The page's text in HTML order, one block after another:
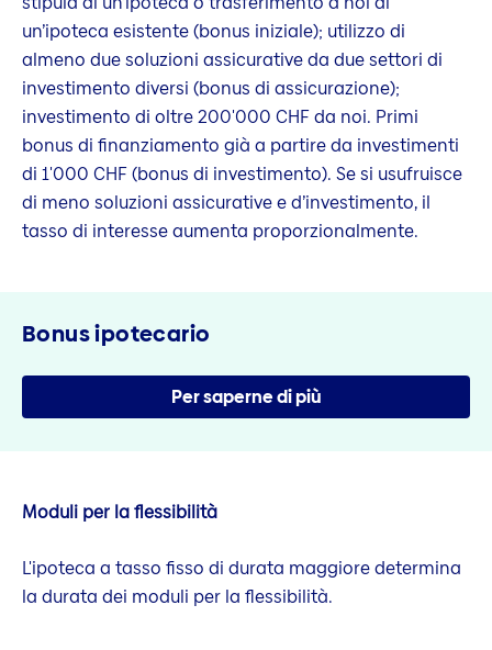
un’ipoteca esistente (bonus iniziale); utilizzo di
almeno due soluzioni assicurative da due settori di
investimento diversi (bonus di assicurazione);
investimento di oltre 200'000 CHF da noi. Primi
bonus di finanziamento già a partire da investimenti
di 1'000 CHF (bonus di investimento). Se si usufruisce
di meno soluzioni assicurative e d’investimento, il
tasso di interesse aumenta proporzionalmente.
Bonus ipotecario
Per saperne di più
Moduli per la flessibilità
L'ipoteca a tasso fisso di durata maggiore determina
la durata dei moduli per la flessibilità.